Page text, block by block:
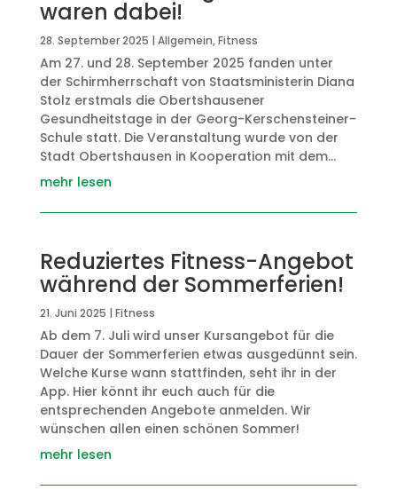
waren dabei!
28. September 2025 | Allgemein,Fitness
Am 27. und 28. September 2025 fanden unter
der Schirmherrschaft von Staatsministerin Diana
Stolz erstmals die Obertshausener
Gesundheitstage in der Georg-Kerschensteiner-
Schule statt. Die Veranstaltung wurde von der
Stadt Obertshausen in Kooperation mit dem...
mehr lesen
Reduziertes Fitness-Angebot
während der Sommerferien!
21. Juni 2025 | Fitness
Ab dem 7. Juli wird unser Kursangebot für die
Dauer der Sommerferien etwas ausgedünnt sein.
Welche Kurse wann stattfinden, seht ihr in der
App. Hier könnt ihr euch auch für die
entsprechenden Angebote anmelden. Wir
wünschen allen einen schönen Sommer!
mehr lesen